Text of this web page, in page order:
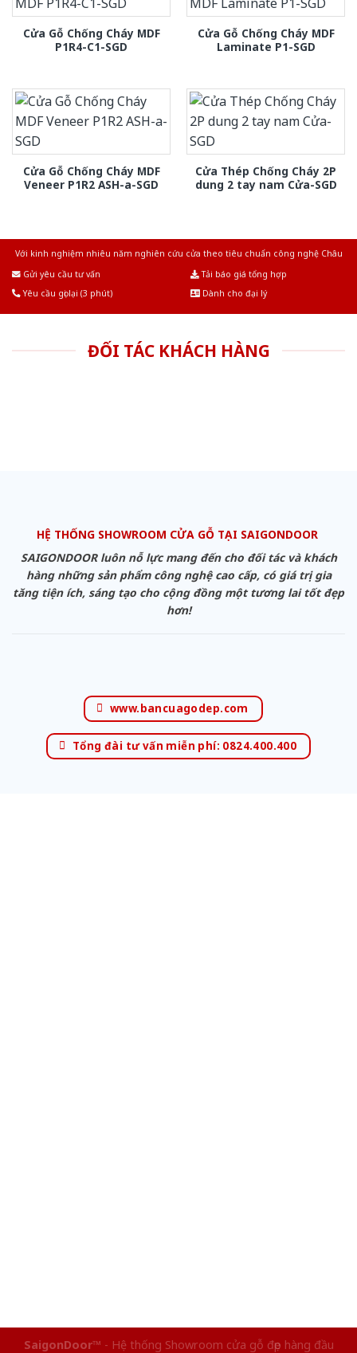
Cửa Gỗ Chống Cháy MDF
P1R4-C1-SGD
Cửa Gỗ Chống Cháy MDF
Laminate P1-SGD
Cửa Gỗ Chống Cháy MDF
Veneer P1R2 ASH-a-SGD
Cửa Thép Chống Cháy 2P
dung 2 tay nam Cửa-SGD
Với kinh nghiệm nhiêu năm nghiên cứu cửa theo tiêu chuẩn công nghệ Châu
Gửi yêu cầu tư vấn
Tải báo giá tổng hợp
Yêu cầu gọi lại (3 phút)
Dành cho đại lý
ĐỐI TÁC KHÁCH HÀNG
HỆ THỐNG SHOWROOM CỬA GỖ TẠI SAIGONDOOR
SAIGONDOOR luôn nỗ lực mang đến cho đối tác và khách
hàng những sản phẩm công nghệ cao cấp, có giá trị gia
tăng tiện ích, sáng tạo cho cộng đồng một tương lai tốt đẹp
hơn!
www.bancuagodep.com
Tổng đài tư vấn miễn phí: 0824.400.400
SaigonDoor™ - Hệ thống Showroom cửa gỗ đẹp hàng đầu